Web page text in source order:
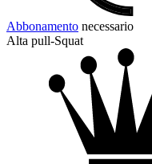
Abbonamento necessario
Alta pull-Squat